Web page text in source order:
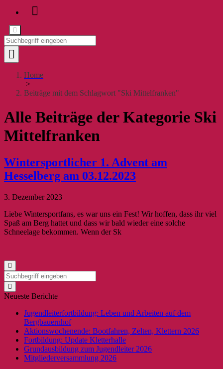
Home
>
Beiträge mit dem Schlagwort "Ski Mittelfranken"
Alle Beiträge der Kategorie Ski
Mittelfranken
Wintersportlicher 1. Advent am
Hesselberg am 03.12.2023
3. Dezember 2023
Liebe Wintersportfans, es war uns ein Fest! Wir hoffen, dass ihr viel
Spaß am Berg hattet und dass wir bald wieder eine solche
Schneelage bekommen. Wenn der Sk
Neueste Berichte
Jugendleiterfortbildung: Leben und Arbeiten auf dem
Bergbauernhof
Aktionswochenende: Bootfahren, Zelten, Klettern 2026
Fortbildung: Update Kletterhalle
Grundausbildung zum Jugendleiter 2026
Mitgliederversammlung 2026